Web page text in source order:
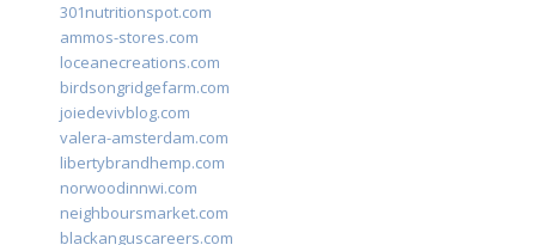
301nutritionspot.com
ammos-stores.com
loceanecreations.com
birdsongridgefarm.com
joiedevivblog.com
valera-amsterdam.com
libertybrandhemp.com
norwoodinnwi.com
neighboursmarket.com
blackanguscareers.com